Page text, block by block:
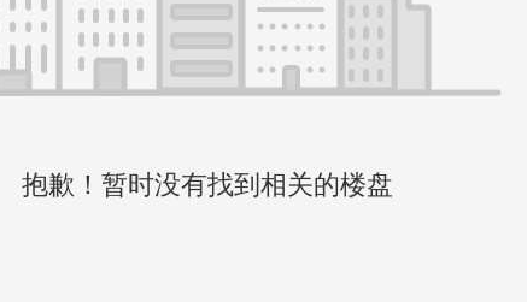
抱歉！暂时没有找到相关的楼盘